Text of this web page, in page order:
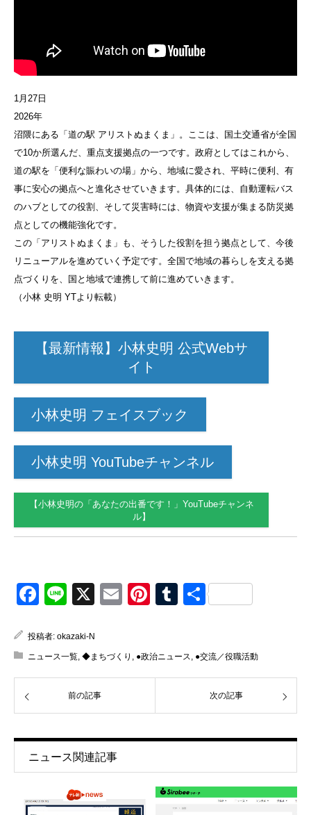
1月27日
2026年
沼隈にある「道の駅 アリストぬまくま」。ここは、国土交通省が全国
で10か所選んだ、重点支援拠点の一つです。政府としてはこれから、
道の駅を「便利な賑わいの場」から、地域に愛され、平時に便利、有
事に安心の拠点へと進化させていきます。具体的には、自動運転バス
のハブとしての役割、そして災害時には、物資や支援が集まる防災拠
点としての機能強化です。
この「アリストぬまくま」も、そうした役割を担う拠点として、今後
リニューアルを進めていく予定です。全国で地域の暮らしを支える拠
点づくりを、国と地域で連携して前に進めていきます。
（小林 史明 YTより転載）
【最新情報】小林史明 公式Webサ
イト
小林史明 フェイスブック
小林史明 YouTubeチャンネル
【小林史明の「あなたの出番です！」YouTubeチャンネ
ル】
Facebook
Line
X EmailPinterest
Tumblr
共
投稿者: okazaki-N
ニュース一覧, ◆まちづくり , ●政治ニュース, ●交流／役職活動
前の記事 次の記事
ニュース関連記事